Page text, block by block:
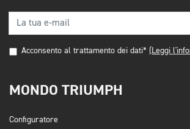
Acconsento al trattamento dei dati* (Leggi
MONDO TRIUMPH
Configuratore